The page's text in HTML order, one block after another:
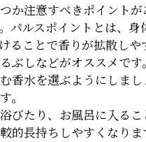
か注意すべきポイント
パルスポイントとは、
ることで香りが拡散しや
ぶしなどがオススメです。
香水を選ぶようにしま
。
びたり、お風呂に入る
的長持ちしやすくなりま